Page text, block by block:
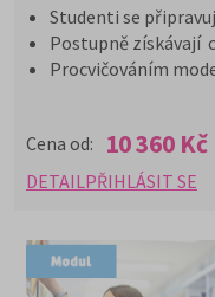
Studenti se
Postupně získávají
Procvičováním
Cena od: 10 360 Kč
DETAIL PŘIHLÁSIT SE